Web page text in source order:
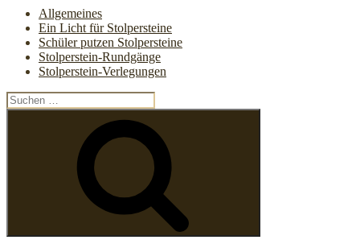
Allgemeines
Ein Licht für Stolpersteine
Schüler putzen Stolpersteine
Stolperstein-Rundgänge
Stolperstein-Verlegungen
Suchen
nach: